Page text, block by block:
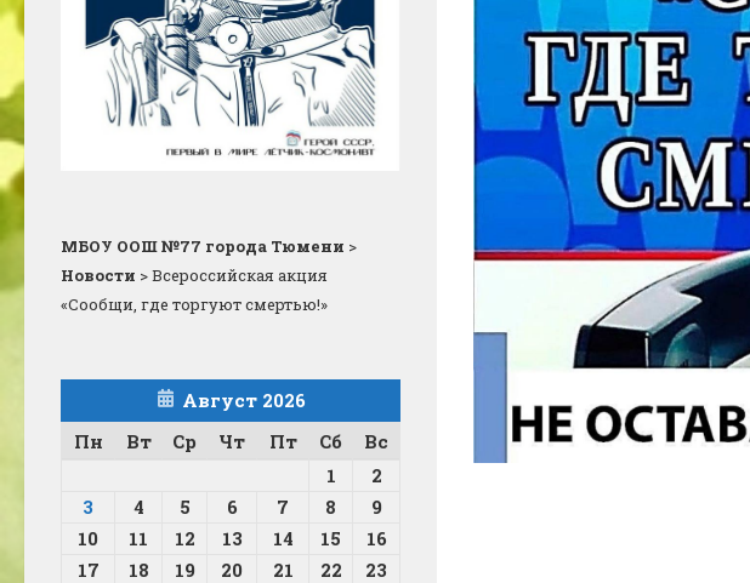
МБОУ ООШ №77 города Тюмени >
Новости >Всероссийская акция
«Сообщи, где торгуют смертью!»
Август 2026
Пн
Вт Ср Чт Пт Сб
Вс
1
2
3
4 5 6 7 8
9
10
11 12 13 14 15
16
17
18 19 20 21 22
23